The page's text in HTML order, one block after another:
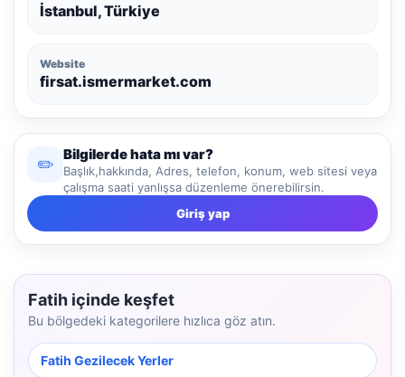
İstanbul, Türkiye
Website
firsat.ismermarket.com
✏️
Bilgilerde hata mı var?
Başlık,hakkında, Adres, telefon, konum, web sitesi veya
çalışma saati yanlışsa düzenleme önerebilirsin.
Giriş yap
Fatih içinde keşfet
Bu bölgedeki kategorilere hızlıca göz atın.
Fatih Gezilecek Yerler